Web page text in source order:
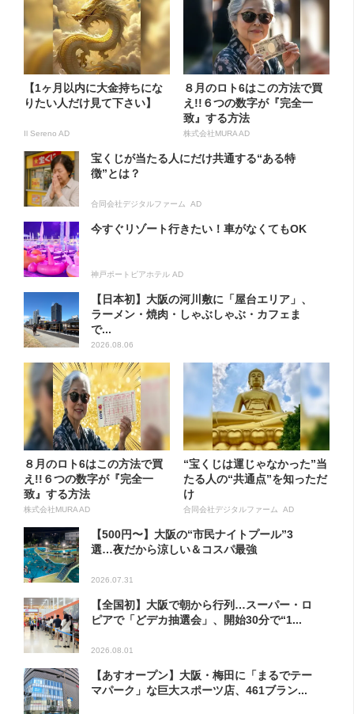
【1ヶ月以内に大金持ちにな
りたい人だけ見て下さい】
Il Sereno AD
８月のロト6はこの方法で買
え!!６つの数字が『完全一
致』する方法
株式会社MURA AD
宝くじが当たる人にだけ共通する“ある特
徴”とは？
合同会社デジタルファーム AD
今すぐリゾート行きたい！車がなくてもOK
神戸ポートピアホテル AD
【日本初】大阪の河川敷に「屋台エリア」、
ラーメン・焼肉・しゃぶしゃぶ・カフェま
で...
2026.08.06
８月のロト6はこの方法で買
え!!６つの数字が『完全一
致』する方法
株式会社MURA AD
“宝くじは運じゃなかった”当
たる人の“共通点”を知っただ
け
合同会社デジタルファーム AD
【500円〜】大阪の“市民ナイトプール”3
選…夜だから涼しい＆コスパ最強
2026.07.31
【全国初】大阪で朝から行列…スーパー・ロ
ピアで「どデカ抽選会」、開始30分で“1...
2026.08.01
【あすオープン】大阪・梅田に「まるでテー
マパーク」な巨大スポーツ店、461ブラン...